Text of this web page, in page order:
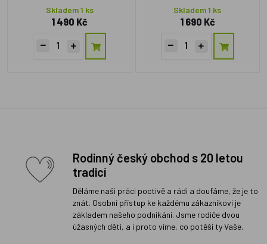
Skladem 1 ks
1 490 Kč
Skladem 1 ks
1 690 Kč
Rodinný český obchod s 20 letou
tradicí
Děláme naši práci poctivě a rádi a doufáme, že je to
znát. Osobní přístup ke každému zákazníkovi je
základem našeho podnikání. Jsme rodiče dvou
úžasných dětí, a i proto víme, co potěší ty Vaše.